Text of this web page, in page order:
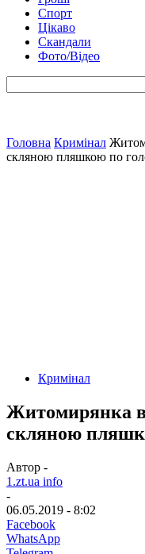
Спорт
Цікаво
Скандали
Фото/Відео
Головна Кримінал
скляною пляшкою по
Кримінал
Житомирянка
скляною
Автор -
1.zt.ua info
-
06.05.2019 - 8:02
Facebook
WhatsApp